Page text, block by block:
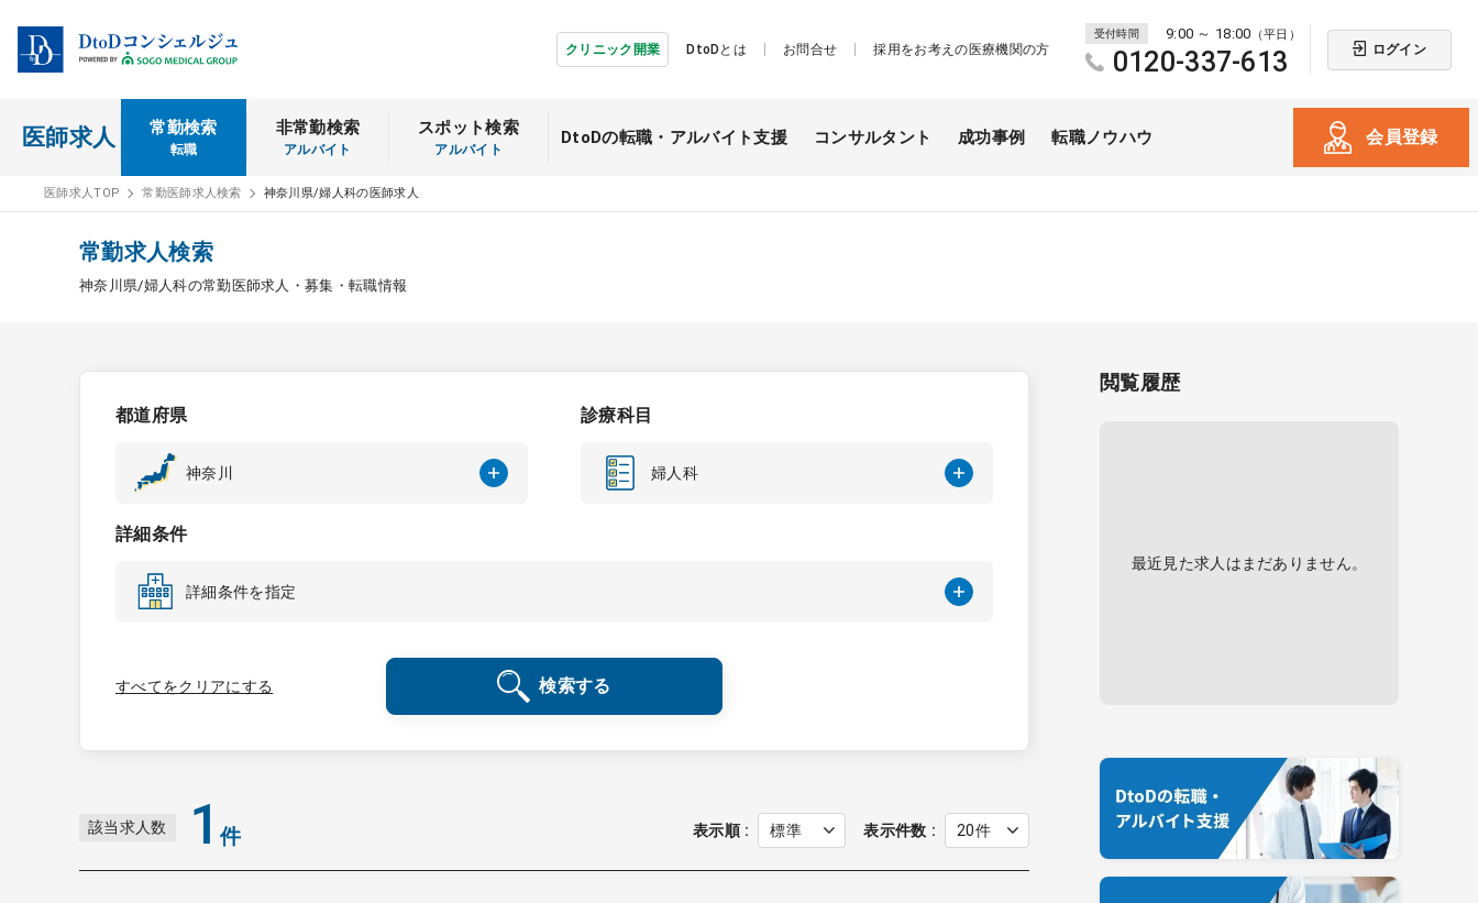
クリニック開業 DtoDとは お問合せ 採用をお考えの医療機関の方
受付時間 9:00 ～ 18:00 （平日）
0120-337-613 ログイン
医師求人 常勤検索
転職
非常勤検索
アルバイト
スポット検索
アルバイト
DtoDの転職・ アルバイト支援 コンサルタント 成功事例 転職ノウハウ 会員登録
医師求人TOP 常勤医師求人検索 神奈川県/婦人科の医師求人
常勤求人検索
神奈川県/婦人科の常勤医師求人・募集・転職情報
都道府県
神奈川
診療科目
婦人科
詳細条件
詳細条件を指定
検索する
すべてをクリアにする
該当求人数 1 件 表示順 表示件数
閲覧履歴
最近見た求人はまだありません。